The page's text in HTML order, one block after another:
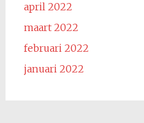
april 2022
maart 2022
februari 2022
januari 2022